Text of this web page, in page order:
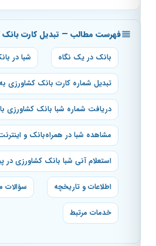
فهرست مطالب — تبدیل کارت بانک
بانک در یک نگاه شبا در بانک
تبدیل شماره کارت بانک کشاورزی به شبا
دریافت شماره شبا بانک کشاورزی با
مشاهده شبا در همراه‌بانک و
استعلام آنی شبا بانک کشاورزی در
اطلاعات و تاریخچه سؤالات
خدمات مرتبط